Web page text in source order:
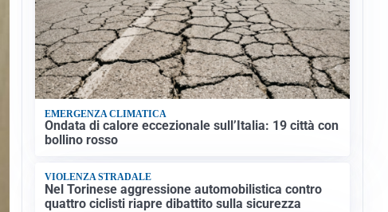
EMERGENZA CLIMATICA
Ondata di calore eccezionale sull’Italia: 19 città con
bollino rosso
VIOLENZA STRADALE
Nel Torinese aggressione automobilistica contro
quattro ciclisti riapre dibattito sulla sicurezza